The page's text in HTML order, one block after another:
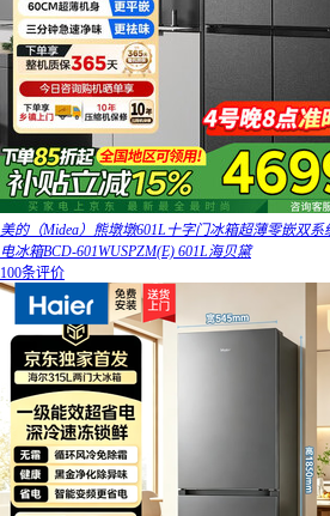
美的（Midea）熊墩墩601L十字门冰箱超薄零嵌双
电冰箱BCD-601WUSPZM(E) 601L海贝黛
100条评价